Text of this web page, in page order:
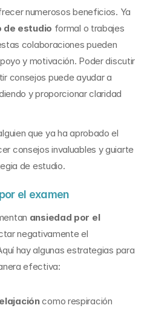
numerosos beneficios. Ya
de estudio formal o trabajes
colaboraciones pueden
y motivación. Poder discutir
consejos puede ayudar a
y proporcionar claridad
que ya ha aprobado el
consejos invaluables y guiarte
de estudio.
el examen
ansiedad por el
negativamente el
hay algunas estrategias para
efectiva:
como respiración